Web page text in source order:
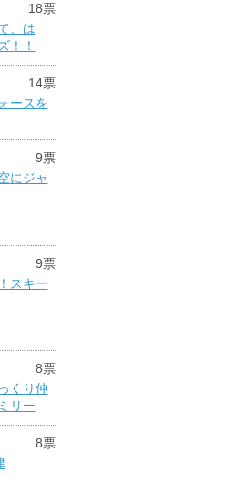
18票
、は
！！
14票
ースを
9票
にジャ
9票
スキー
8票
くり仲
リー
8票